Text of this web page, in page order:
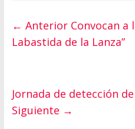
← AnteriorConvocan a
Labastida de la Lanza”
Jornada de detección
Siguiente →